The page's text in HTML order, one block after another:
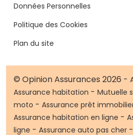
Données Personnelles
Politique des Cookies
Plan du site
© Opinion Assurances 2026 -
Assurance habitation - Mutuelle
moto - Assurance prêt
Assurance habitation en ligne -
ligne - Assurance auto pas cher -